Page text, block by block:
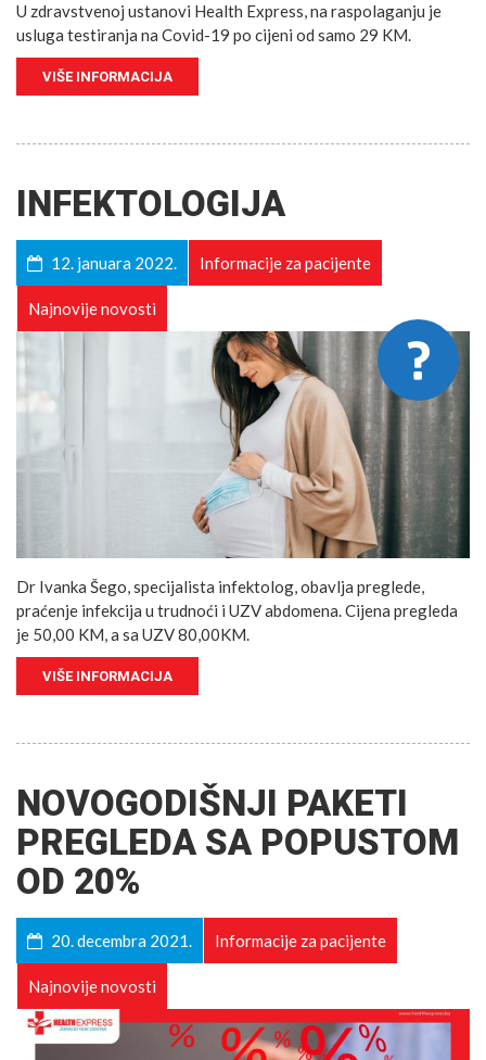
U zdravstvenoj ustanovi Health Express, na raspolaganju je
usluga testiranja na Covid-19 po cijeni od samo 29 KM.
VIŠE INFORMACIJA
INFEKTOLOGIJA
12. januara 2022. Informacije za pacijente
Najnovije novosti
Dr Ivanka Šego, specijalista infektolog, obavlja preglede,
praćenje infekcija u trudnoći i UZV abdomena. Cijena pregleda
je 50,00 KM, a sa UZV 80,00KM.
VIŠE INFORMACIJA
NOVOGODIŠNJI PAKETI
PREGLEDA SA POPUSTOM
OD 20%
20. decembra 2021. Informacije za pacijente
Najnovije novosti